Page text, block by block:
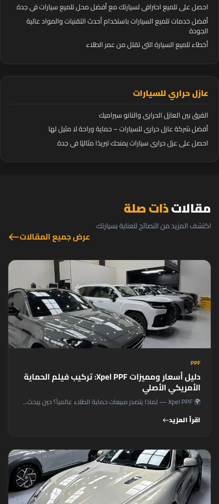
احصل على تلميع احترافي لسيارتك مع أفضل محل تلميع سيارات في جدة
أفضل خدمات تلميع السيارات باستخدام أحدث التقنيات والمواد عالية
الجودة
أخطاء تلميع السيارة التي تقلل من عمر الطلاء
عازل حراري للسيارات
الفرق بين العازل الحراري والنانو سيراميك
أفضل شركة عازل حراري للسيارات – حماية وراحة لا مثيل لها
احصل على عزل حراري سيارات يمنحك تبريدًا مثاليًا في جدة
مقالاتذات صلة
اكتشف المزيد من النصائح للعناية بسيارتك
عرض جميع المقالاتwest
PPF
دليل أسعار ومميزات Xpel PPF: تركيب فيلم الحماية
الأمريكي الأصلي
🌍 Xpel PPF — لماذا يتصدر مبيعات حماية الطلاء عالمياً؟ حين يبحث...
اقرأ المزيدwest